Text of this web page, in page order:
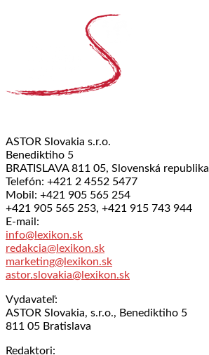
ASTOR Slovakia s.r.o.
Benediktiho 5
BRATISLAVA 811 05, Slovenská republika
Telefón: +421 2 4552 5477
Mobil: +421 905 565 254
+421 905 565 253, +421 915 743 944
E-mail:
info@lexikon.sk
redakcia@lexikon.sk
marketing@lexikon.sk
astor.slovakia@lexikon.sk
Vydavateľ:
ASTOR Slovakia, s.r.o., Benediktiho 5
811 05 Bratislava
Redaktori: